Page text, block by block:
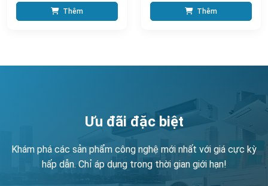
Thêm Thêm
Ưu đãi đặc biệt
Khám phá các sản phẩm công nghệ mới nhất với giá cực kỳ
hấp dẫn. Chỉ áp dụng trong thời gian giới hạn!